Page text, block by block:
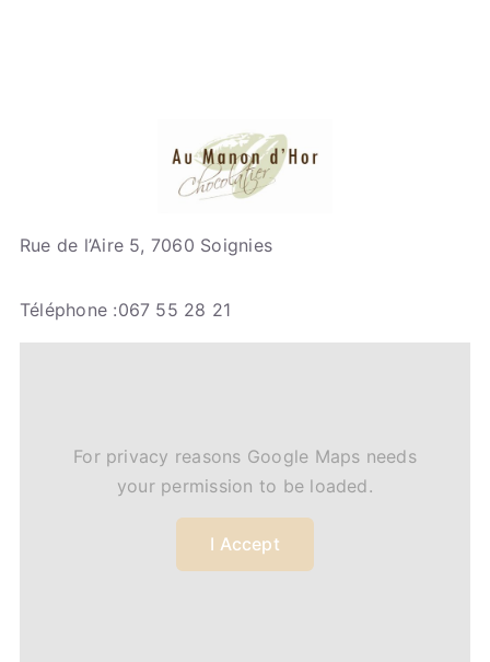
Rue de l’Aire 5, 7060 Soignies
Téléphone :067 55 28 21
For privacy reasons Google Maps needs
your permission to be loaded.
I Accept